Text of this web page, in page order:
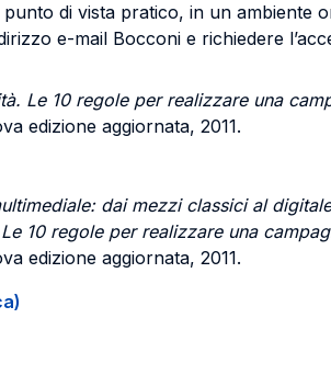
di vista pratico, in un ambiente
e-mail Bocconi e richiedere
Le 10 regole per realizzare una
edizione aggiornata, 2011.
dai mezzi classici al digitale
10 regole per realizzare una
edizione aggiornata, 2011.